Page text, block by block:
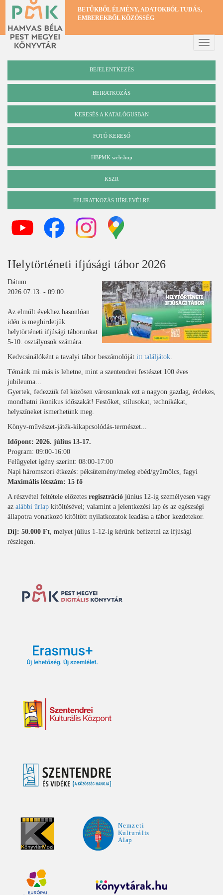
Ugrás
tartalomra
BETŰKBŐL ÉLMÉNY, ADATOKBÓL TUDÁS,
EMBEREKBŐL KÖZÖSSÉG
Toggle
BEJELENTKEZÉS
BEIRATKOZÁS
Katalógus
KERESÉS A KATALÓGUSBAN
FOTÓ KERESŐ
HBPMK webshop
KSZR
FELIRATKOZÁS HÍRLEVÉLRE
Helytörténeti ifjúsági tábor 2026
Dátum
2026.07.13. - 09:00
Az elmúlt évekhez hasonlóan
idén is meghirdetjük
helytörténeti ifjúsági táborunkat
5-10. osztályosok számára.
Kedvcsinálóként a tavalyi tábor beszámolóját itt találjátok.
Témánk mi más is lehetne, mint a szentendrei festészet 100 éves
jubileuma...
Gyertek, fedezzük fel közösen városunknak ezt a nagyon gazdag, érdekes,
mondhatni ikonikus időszakát! Festőket, stílusokat, technikákat,
helyszíneket ismerhetünk meg.
Könyv-művészet-játék-kikapcsolódás-természet...
Időpont: 2026. július 13-17.
Program: 09:00-16:00
Felügyelet igény szerint: 08:00-17:00
Napi háromszori étkezés: péksütemény/meleg ebéd/gyümölcs, fagyi
Maximális létszám: 15 fő
A részvétel feltétele előzetes regisztráció június 12-ig személyesen vagy
az alábbi űrlap kitöltésével; valamint a jelentkezési lap és az egészségi
állapotra vonatkozó kitöltött nyilatkozatok leadása a tábor kezdetekor.
Díj: 50.000 Ft, melyet július 1-12-ig kérünk befizetni az ifjúsági
részlegen.